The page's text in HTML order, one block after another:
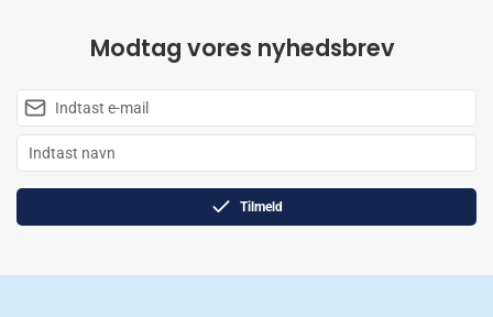
Modtag vores nyhedsbrev
Tilmeld